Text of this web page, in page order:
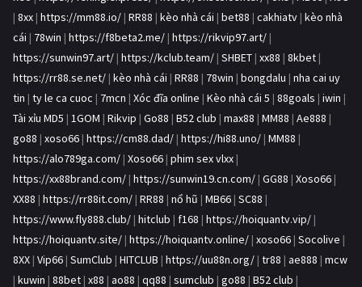
| 8xx | https://mm88.io/ | RR88 | kèo nhà cái | bet88 | cakhiatv | kèo nhà
cái | 78win | https://f8beta2.me/ | https://rikvip97.art/ |
https://sunwin97.art/ | https://kclub.team/ | SHBET | xx88 | 8kbet |
https://rr88.se.net/ | kèo nhà cái | RR88 | 78win | bongdalu | nha cai uy
tin | ty le ca cuoc | 7mcn | Xóc đĩa online | Kèo nhà cái 5 | 88goals | iwin |
Tài xỉu MD5 | 1GOM | Rikvip | Go88 | B52 club | max88 | MM88 | Ae888 |
go88 | xoso66 | https://cm88.dad/ | https://hi88.uno/ | MM88 |
https://alo789ga.com/ | Xoso66 | phim sex vlxx |
https://xx88brand.com/ | https://sunwin19.cn.com/ | GG88 | Xoso66 |
XX88 | https://rr88it.com/ | RR88 | nổ hũ | MB66 | SC88 |
https://www.fly888.club/ | hitclub | f168 | https://hoiquantv.vip/ |
https://hoiquantv.site/ | https://hoiquantv.online/ | xoso66 | Socolive |
8XX | Vip66 | SumClub | HITCLUB | https://uu88n.org/ | tr88 | ae888 | mcw
| kuwin | 88bet | x88 | ao88 | qq88 | sumclub | go88 | B52 club |